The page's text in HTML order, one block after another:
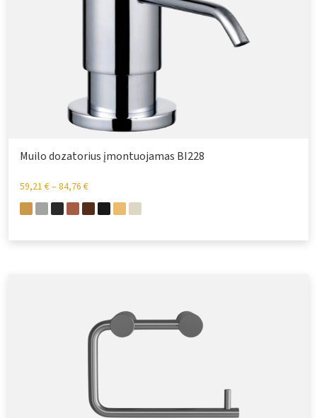
Muilo dozatorius įmontuojamas BI228
59,21 €– 84,76 €